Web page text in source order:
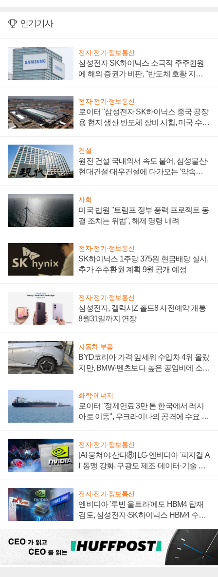
인기기사
전자·전기·정보통신
삼성전자 SK하이닉스 소극적 주주환원
에 해외 증권가 비판, "반도체 호황 지속
전자·전기·정보통신
로이터 "삼성전자 SK하이닉스 중국 공장
용 현지 생산 반도체 장비 시험, 미국 수출
건설
원전 건설 국내외서 속도 붙어, 삼성물산·
현대건설·대우건설에 다가오는 '약속의
사회
미국 법원 "트럼프 정부 풍력 프로젝트 동
결 조치는 위법", 해제 명령 내려
전자·전기·정보통신
SK하이닉스 1주당 375원 현금배당 실시,
추가 주주환원 계획 9월 공개 예정
전자·전기·정보통신
삼성전자, 갤럭시Z 폴드8 사전예약 개통
8월31일까지 연장
자동차·부품
BYD코리아 가격 앞세워 수입차 4위 올랐
지만, BMW·벤츠보다 높은 공임비에 소비
화학·에너지
로이터 "정제연료 3만 톤 한국에서 러시
아로 이동", 우크라이나의 공격에 수요 늘
전자·전기·정보통신
[AI 뭉쳐야 산다⑧] LG·엔비디아 '피지컬 A
I' 동맹 강화, 구광모 제조·데이터·기술 결
전자·전기·정보통신
엔비디아 '루빈 울트라'에도 HBM4 탑재
검토, 삼성전자·SK하이닉스 HBM4 수율